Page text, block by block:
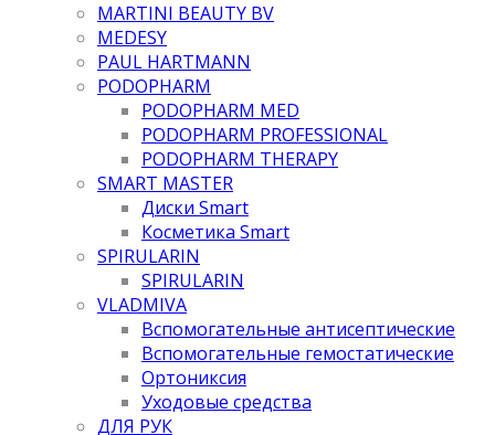
MARTINI BEAUTY BV
MEDESY
PAUL HARTMANN
PODOPHARM
PODOPHARM MED
PODOPHARM PROFESSIONAL
PODOPHARM THERAPY
SMART MASTER
Диски Smart
Косметика Smart
SPIRULARIN
SPIRULARIN
VLADMIVA
Вспомогательные антисептические
Вспомогательные гемостатические
Ортониксия
Уходовые средства
ДЛЯ РУК